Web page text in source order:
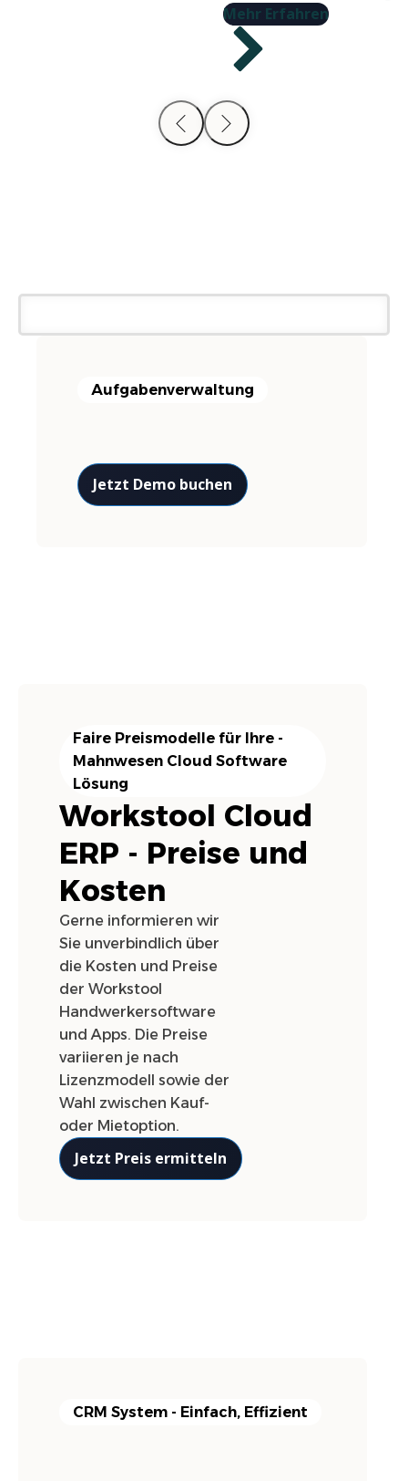
Mehr Erfahren
Aufgabenverwaltung
Jetzt Demo buchen
Faire Preismodelle für Ihre -
Mahnwesen Cloud Software
Lösung
Workstool Cloud
ERP - Preise und
Kosten
Gerne informieren wir
Sie unverbindlich über
die Kosten und Preise
der Workstool
Handwerkersoftware
und Apps. Die Preise
variieren je nach
Lizenzmodell sowie der
Wahl zwischen Kauf-
oder Mietoption.
Jetzt Preis ermitteln
CRM System - Einfach, Effizient